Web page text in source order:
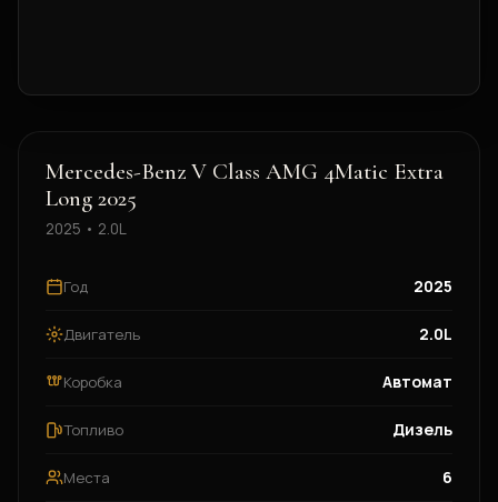
Mercedes-Benz V Class AMG 4Matic Extra
Long 2025
2025 • 2.0L
Год 2025
Двигатель 2.0L
Коробка Автомат
Топливо Дизель
Места 6